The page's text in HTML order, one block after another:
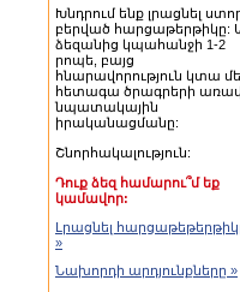
Խնդրում ենք լրացնել
բերված հարցաթերթիկը:
ձեզանից կպահանջի 1-2
րոպե, բայց
հնարավորություն կտա
հետագա ծրագրերի
նպատակային
իրականացմանը:
Շնորհակալություն:
Դուք ձեզ համարու՞մ եք
կամավոր:
Լրացնել
»
Նախորդի արդյունքները »